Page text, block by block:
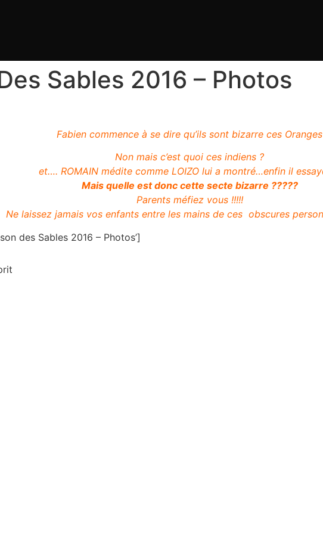
Sables 2016 – Photos
Fabien commence à se dire qu’ils sont bizarre ces Oranges
Non mais c’est quoi ces indiens ?
et…. ROMAIN médite comme LOIZO lui a montré…enfin il
Mais quelle est donc cette secte bizarre ?????
Parents méfiez vous !!!!!
Ne laissez jamais vos enfants entre les mains de ces obscures
des Sables 2016 – Photos’]